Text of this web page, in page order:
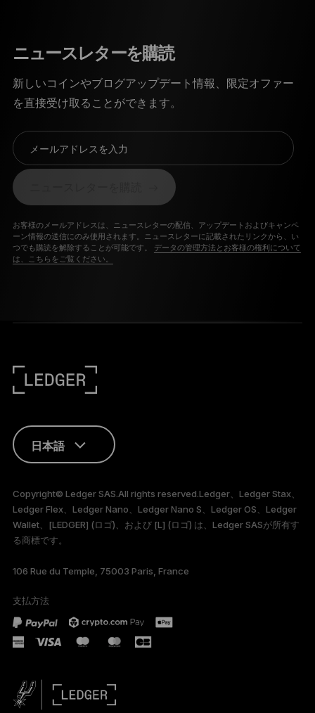
ニュースレターを購読
新しいコインやブログアップデート情報、限定オファー
を直接受け取ることができます。
メールアドレスを入力
お客様のメールアドレスは、ニュースレターの配信、アップデートおよびキャンペ
ーン情報の送信にのみ使用されます。ニュースレターに記載されたリンクから、い
つでも購読を解除することが可能です。 データの管理方法とお客様の権利について
は、こちらをご覧ください。
日本語
FRANÇAIS
TÜRKÇE
DEUTSCH
PORTUGUÊS
ESPAÑOL
简体中文
Copyright© Ledger SAS.All rights reserved.Ledger、Ledger Stax、
Ledger Flex、Ledger Nano、Ledger Nano S、Ledger OS、Ledger
Wallet、[LEDGER] (ロゴ)、および [L] (ロゴ) は、Ledger SASが所有す
る商標です。
106 Rue du Temple, 75003 Paris, France
支払方法